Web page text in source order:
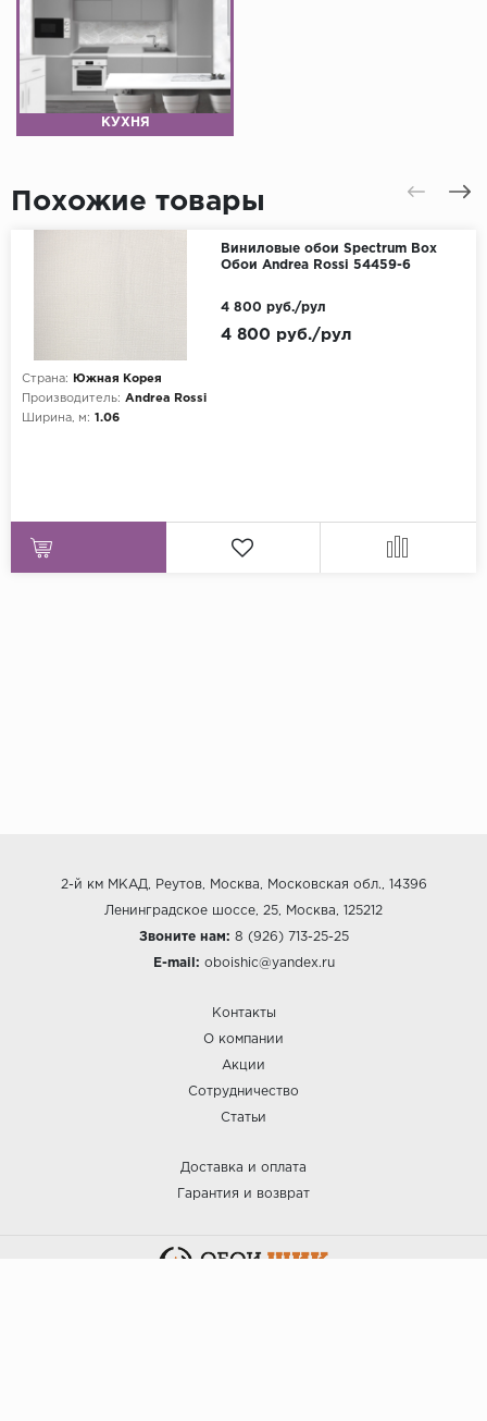
КУХНЯ
Похожие товары
Виниловые обои Spectrum Box
Обои Andrea Rossi 54459-6
Страна:
Южная Корея
Производитель: Andrea Rossi
Ширина, м: 1.06
4 800 руб./рул
4 800 руб./рул
2-й км МКАД, Реутов, Москва, Московская обл., 14396
Ленинградское шоссе, 25, Москва, 125212
Звоните нам: 8 (926) 713-25-25
E-mail: oboishic@yandex.ru
Контакты
О компании
Акции
Сотрудничество
Статьи
Доставка и оплата
Гарантия и возврат